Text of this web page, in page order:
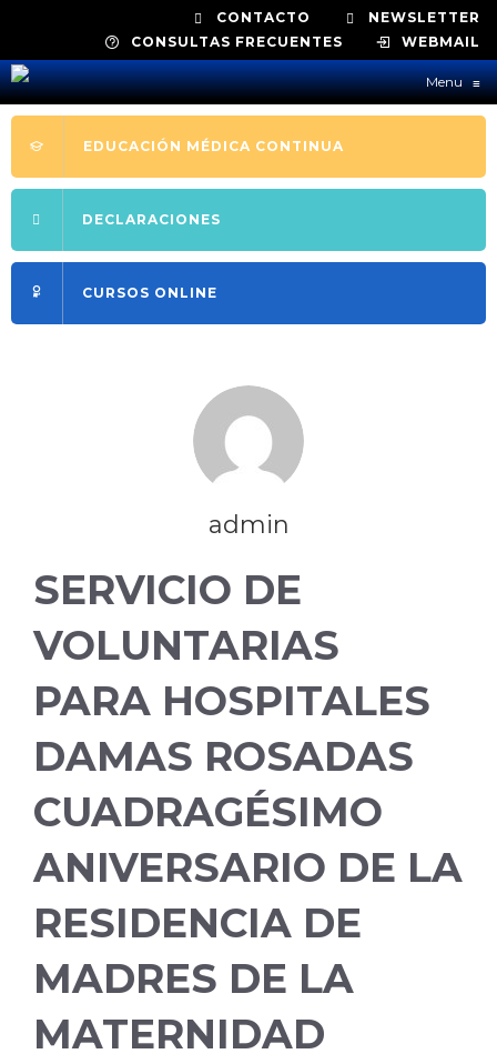
CONTACTO
NEWSLETTER
CONSULTAS FRECUENTES
WEBMAIL
Menu≡
EDUCACIÓN MÉDICA CONTINUA
DECLARACIONES
CURSOS ONLINE
admin
SERVICIO DE
VOLUNTARIAS
PARA HOSPITALES
DAMAS ROSADAS
CUADRAGÉSIMO
ANIVERSARIO DE LA
RESIDENCIA DE
MADRES DE LA
MATERNIDAD